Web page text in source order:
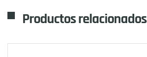
Productos relacionados